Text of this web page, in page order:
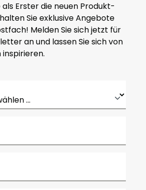
als Erster die neuen Produkt-
Sie exklusive Angebote
Melden Sie sich jetzt für
an und lassen Sie sich von